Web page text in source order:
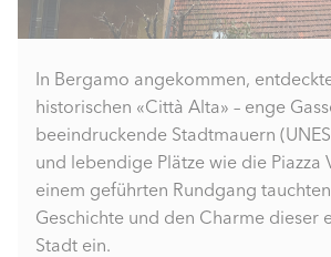
In Bergamo angekommen,
historischen «Città Alta» – enge
beeindruckende Stadtmauern
und lebendige Plätze wie die Piazza
einem geführten Rundgang
Geschichte und den Charme dieser
Stadt ein.